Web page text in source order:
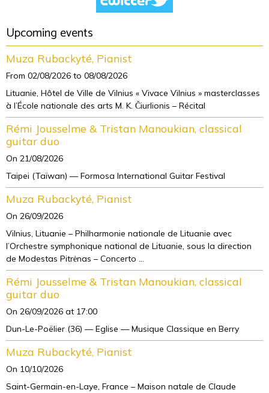
Upcoming events
Muza Rubackyté, Pianist
From 02/08/2026 to 08/08/2026
Lituanie, Hôtel de Ville de Vilnius « Vivace Vilnius » masterclasses
à l’École nationale des arts M. K. Čiurlionis – Récital
Rémi Jousselme & Tristan Manoukian, classical
guitar duo
On 21/08/2026
Taipei (Taïwan) — Formosa International Guitar Festival
Muza Rubackyté, Pianist
On 26/09/2026
Vilnius, Lituanie – Philharmonie nationale de Lituanie avec
l’Orchestre symphonique national de Lituanie, sous la direction
de Modestas Pitrėnas – Concerto ...
Rémi Jousselme & Tristan Manoukian, classical
guitar duo
On 26/09/2026 at 17:00
Dun-Le-Poëlier (36) — Eglise — Musique Classique en Berry
Muza Rubackyté, Pianist
On 10/10/2026
Saint-Germain-en-Laye, France – Maison natale de Claude